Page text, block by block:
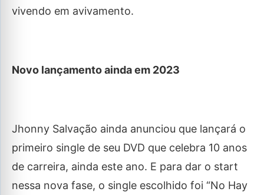
vivendo em avivamento.
Novo lançamento ainda em 2023
Jhonny Salvação ainda anunciou que lançará o
primeiro single de seu DVD que celebra 10 anos
de carreira, ainda este ano. E para dar o start
nessa nova fase, o single escolhido foi “No Hay